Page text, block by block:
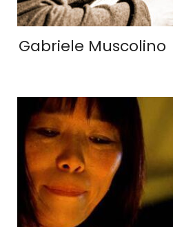
Gabriele Muscolino